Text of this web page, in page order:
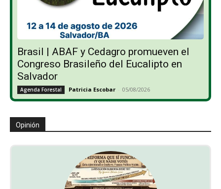
Brasil | ABAF y Cedagro promueven el
Congreso Brasileño del Eucalipto en
Salvador
Agenda Forestal Patricia Escobar - 05/08/2026
Opinión